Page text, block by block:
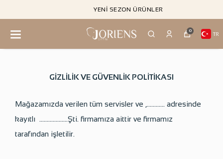
YENI SEZON ÜRÜNLER
0
TR
GİZLİLİK VE GÜVENLİK POLİTİKASI
Mağazamızda verilen tüm servisler ve ,………… adresinde
kayıtlı ……………….Şti. firmamıza aittir ve firmamız
tarafından işletilir.